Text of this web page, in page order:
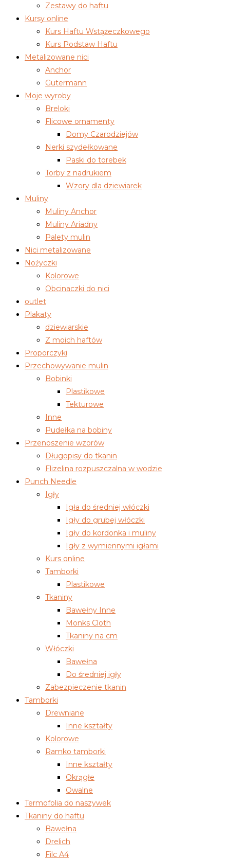
Zestawy do haftu
Kursy online
Kurs Haftu Wstążeczkowego
Kurs Podstaw Haftu
Metalizowane nici
Anchor
Gutermann
Moje wyroby
Breloki
Flicowe ornamenty
Domy Czarodziejów
Nerki szydełkowane
Paski do torebek
Torby z nadrukiem
Wzory dla dziewiarek
Muliny
Muliny Anchor
Muliny Ariadny
Palety mulin
Nici metalizowane
Nożyczki
Kolorowe
Obcinaczki do nici
outlet
Plakaty
dziewiarskie
Z moich haftów
Proporczyki
Przechowywanie mulin
Bobinki
Plastikowe
Tekturowe
Inne
Pudełka na bobiny
Przenoszenie wzorów
Długopisy do tkanin
Flizelina rozpuszczalna w wodzie
Punch Needle
Igły
Igła do średniej włóczki
Igły do grubej włóczki
Igły do kordonka i muliny
Igły z wymiennymi igłami
Kurs online
Tamborki
Plastikowe
Tkaniny
Bawełny Inne
Monks Cloth
Tkaniny na cm
Włóczki
Bawełna
Do średniej igły
Zabezpieczenie tkanin
Tamborki
Drewniane
Inne kształty
Kolorowe
Ramko tamborki
Inne kształty
Okrągłe
Owalne
Termofolia do naszywek
Tkaniny do haftu
Bawełna
Drelich
Filc A4